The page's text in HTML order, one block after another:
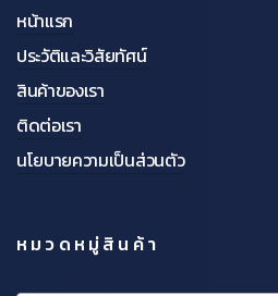
หน้าแรก
ประวัติและวิสัยทัศน์
สินค้าของเรา
ติดต่อเรา
นโยบายความเป็นส่วนตัว
หมวดหมู่สินค้า